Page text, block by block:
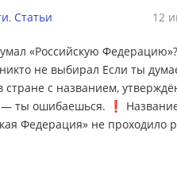
, Статьи 12
«Российскую
не выбирал Если ты
стране с названием,
ты ошибаешься. ❗️
Федерация» не проходило